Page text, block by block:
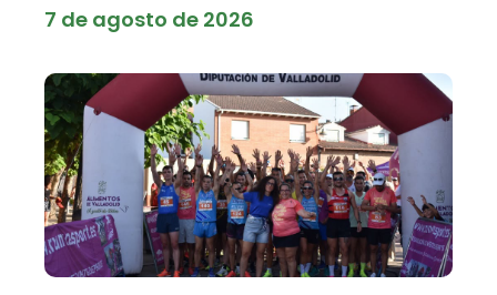
7 de agosto de 2026